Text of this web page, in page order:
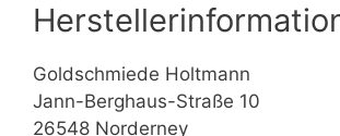
Goldschmiede Holtmann
Jann-Berghaus-Straße 10
26548 Norderney